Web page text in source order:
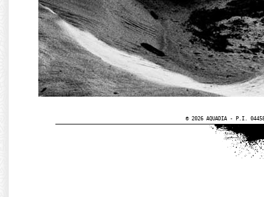
© 2026 AQUADIA - P.I.